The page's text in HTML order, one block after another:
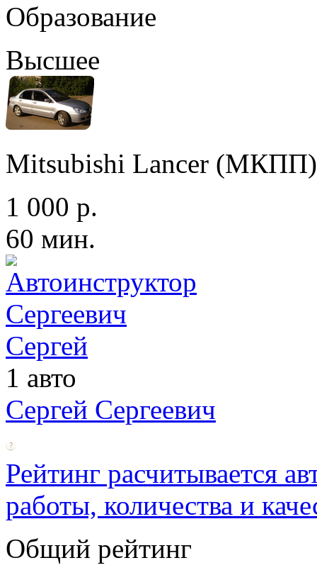
Образование
Высшее
Mitsubishi Lancer (МКПП)
1 000 р.
60 мин.
1 авто
Сергей Сергеевич
Рейтинг расчитывается
работы, количества и
Общий рейтинг